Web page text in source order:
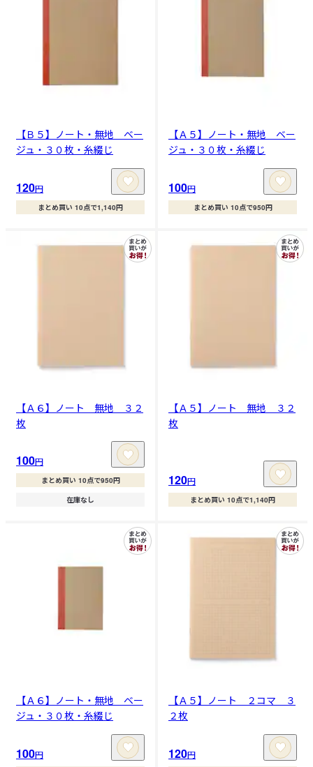
【Ｂ５】ノート・無地 ベー
ジュ・３０枚・糸綴じ
120円
まとめ買い 10点で1,140円
【Ａ５】ノート・無地 ベー
ジュ・３０枚・糸綴じ
100円
まとめ買い 10点で950円
【Ａ６】ノート 無地 ３２
枚
100円
まとめ買い 10点で950円
在庫なし
【Ａ５】ノート 無地 ３２
枚
120円
まとめ買い 10点で1,140円
【Ａ６】ノート・無地 ベー
ジュ・３０枚・糸綴じ
100円
【Ａ５】ノート ２コマ ３
２枚
120円